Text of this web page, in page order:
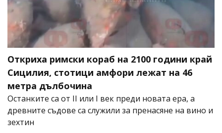
Откриха римски кораб на 2100 години край
Сицилия, стотици амфори лежат на 46
метра дълбочина
Останките са от II или I век преди новата ера, а
древните съдове са служили за пренасяне на вино и
зехтин